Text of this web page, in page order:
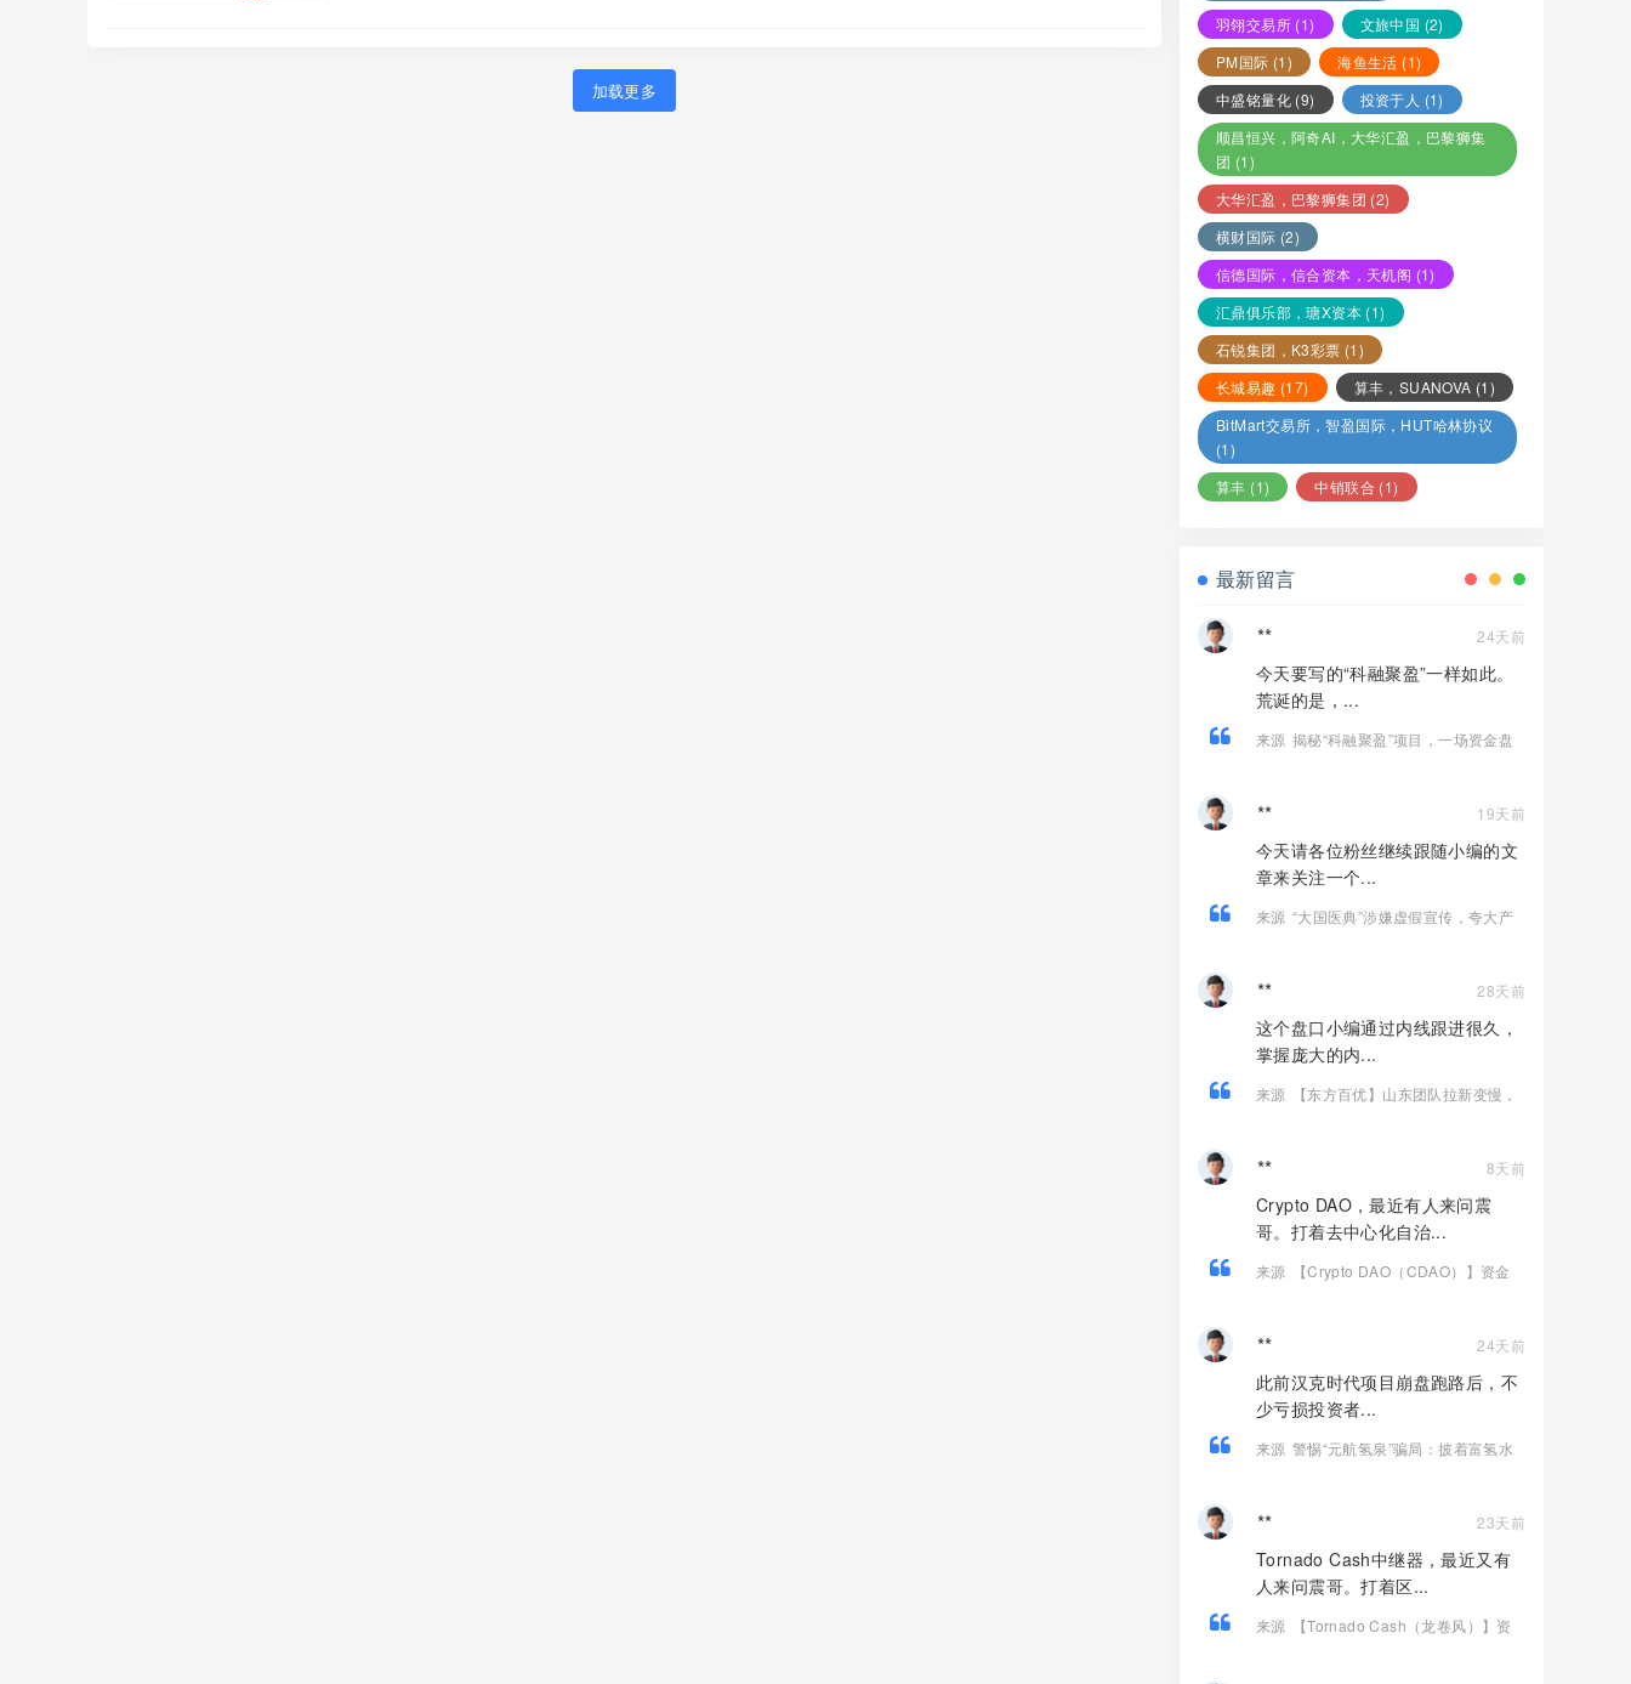
加载更多
羽翎交易所 (1) 文旅中国 (2)
PM国际 (1) 海鱼生活 (1)
中盛铭量化 (9) 投资于人 (1)
顺昌恒兴，阿奇AI，大华汇盈，巴黎狮集
团 (1)
大华汇盈，巴黎狮集团 (2)
横财国际 (2)
信德国际，信合资本，天机阁 (1)
汇鼎俱乐部，瑭X资本 (1)
石锐集团，K3彩票 (1)
长城易趣 (17) 算丰，SUANOVA (1)
BitMart交易所，智盈国际，HUT哈林协议
(1)
算丰 (1) 中销联合 (1)
最新留言
** 24天前
今天要写的“科融聚盈”一样如此。
荒诞的是，...
来源 揭秘“科融聚盈”项目，一场资金盘
** 19天前
今天请各位粉丝继续跟随小编的文
章来关注一个...
来源 “大国医典”涉嫌虚假宣传，夸大产
** 28天前
这个盘口小编通过内线跟进很久，
掌握庞大的内...
来源
【东方百优】山东团队拉新变慢，
** 8天前
Crypto DAO，最近有人来问震
哥。打着去中心化自治...
来源
【Crypto DAO（CDAO）】资金
** 24天前
此前汉克时代项目崩盘跑路后，不
少亏损投资者...
来源 警惕“元航氢泉”骗局：披着富氢水
** 23天前
Tornado Cash中继器，最近又有
人来问震哥。打着区...
来源
【Tornado Cash（龙卷风）】资